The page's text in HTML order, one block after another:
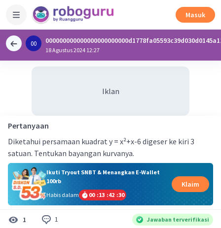
Masuk
00
0
18 Agustus 2024 12:27
Iklan
Pertanyaan
Diketahui persamaan kuadrat y = x²+x-6 digeser ke kiri 3
satuan. Tentukan bayangan kurvanya.
Ikuti Tryout SNBT & Menangkan E-Wallet
100rb
Habis dalam
00 :13 :42 :30
Klaim
1 1 Jawaban terverifikasi